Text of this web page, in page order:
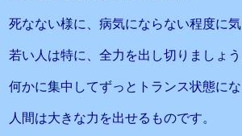
死なない様に、病気にならない程度に
若い人は特に、全力を出し切りましょう
何かに集中してずっとトランス状態にな
人間は大きな力を出せるものです。